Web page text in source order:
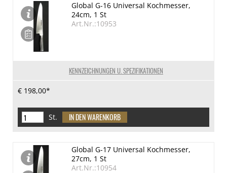
KENNZEICHNUNGEN U. SPEZIFIKATIONEN
Global G-16 Universal Kochmesser,
24cm, 1 St
Art.Nr.:10953
€ 198,00*
St.
Global G-17 Universal Kochmesser,
27cm, 1 St
Art.Nr.:10954